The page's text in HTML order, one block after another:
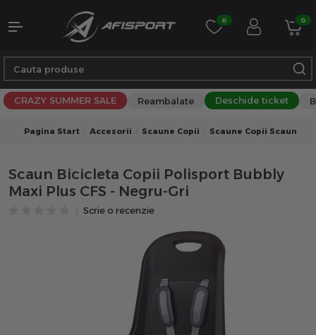
0 0
CRAZY SUMMER SALE Reambalate Deschide ticket
Pagina Start Accesorii Scaune Copii Scaune Copii Scaun
Scaun Bicicleta Copii Polisport Bubbly
Maxi Plus CFS - Negru-Gri
Scrie o recenzie